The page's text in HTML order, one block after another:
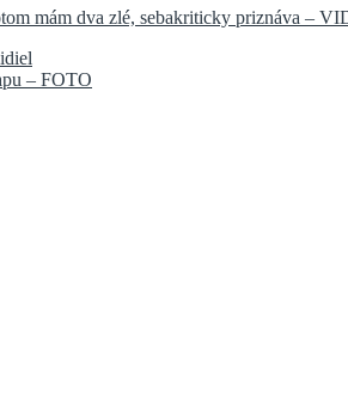
mám dva zlé, sebakriticky priznáva –
– FOTO